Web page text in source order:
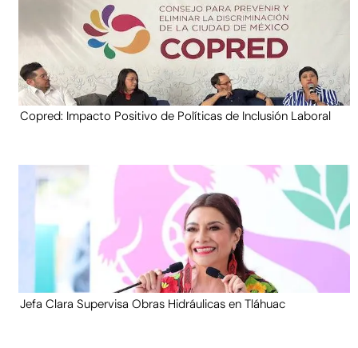
Copred: Impacto Positivo de Políticas de Inclusión Laboral
Jefa Clara Supervisa Obras Hidráulicas en Tláhuac